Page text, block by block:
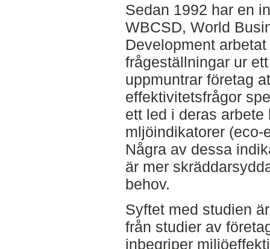
Sedan 1992 har en
WBCSD, World
Development
frågeställningar ur
uppmuntrar företag
effektivitetsfrågor
ett led i deras
mljöindikatorer
Några av dessa
är mer
behov.
Syftet med studien
från studier av
inbegriper